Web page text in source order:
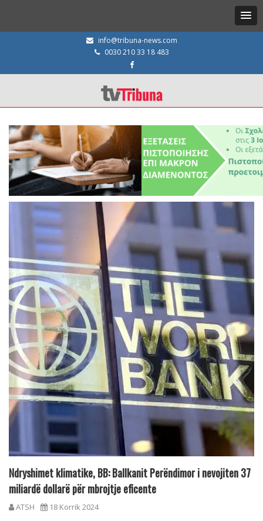
info@tribuna-news.com
0030 210 33 18 483
Ndryshimet klimatike, BB: Ballkanit Perëndimor i nevojiten 37
miliardë dollarë për mbrojtje eficente
ATSH 18 Korrik 2024